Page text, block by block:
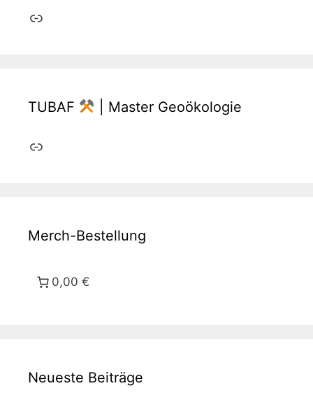
Link
TUBAF | Master Geoökologie
Link
Merch-Bestellung
0,00 €
Neueste Beiträge